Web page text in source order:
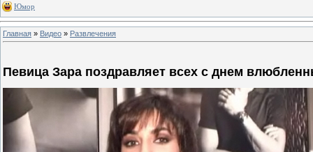
Юмор
Главная » Видео » Развлечения
Певица Зара поздравляет всех с днем